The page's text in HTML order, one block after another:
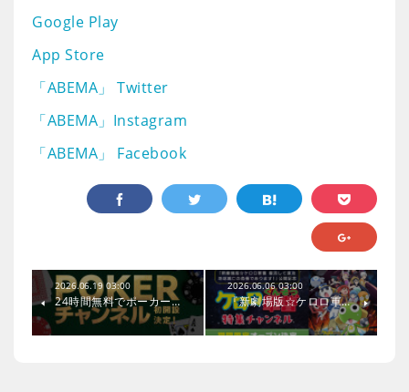
Google Play
App Store
「ABEMA」 Twitter
「ABEMA」Instagram
「ABEMA」 Facebook
2026.06.19 03:00
24時間無料でポーカー…
2026.06.06 03:00
『新劇場版☆ケロロ軍…